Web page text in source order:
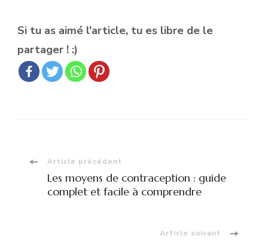
Si tu as aimé l'article, tu es libre de le
partager ! :)
Navigation
d'article
Article précédent
Les moyens de contraception : guide
complet et facile à comprendre
Article suivant